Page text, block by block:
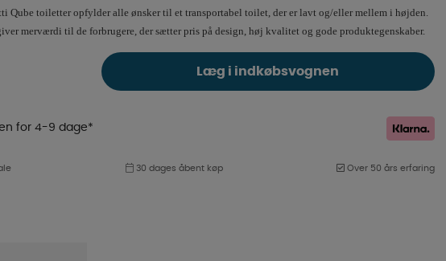
Qube toiletter opfylder alle ønsker til et transportabel toilet, der er lavt og/eller mellem i højden.
merværdi til de forbrugere, der sætter pris på design, høj kvalitet og gode produktegenskaber.
Læg i indkøbsvognen
for 4-9 dage*
30 dages åbent køp Over 50 års erfaring